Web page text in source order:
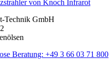
Technik GmbH
Beratung: +49 3 66 03 71 800